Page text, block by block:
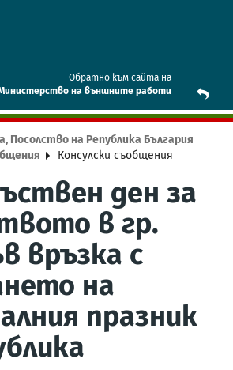
Обратно към сайта на
на външните работи
Посолство на Република България
Консулски съобщения
ден за
в гр.
връзка с
на
празник